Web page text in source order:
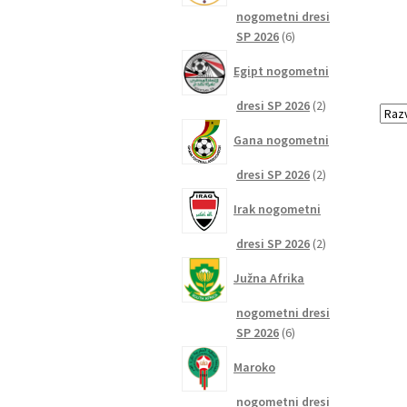
nogometni dresi
SP 2026 66
Egipt nogometni
dresi SP 2026 22
Gana nogometni
dresi SP 2026 22
Irak nogometni
dresi SP 2026 22
Južna Afrika
nogometni dresi
SP 2026 66
Maroko
nogometni dresi